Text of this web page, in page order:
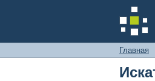
Главная